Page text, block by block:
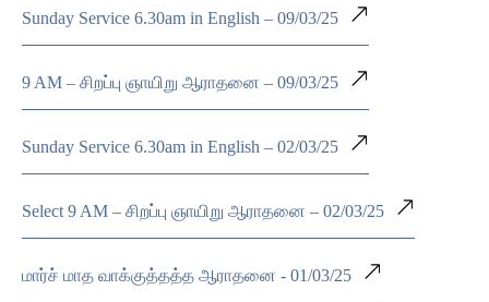
Sunday Service 6.30am in English – 09/03/25
9 AM – சிறப்பு ஞாயிறு ஆராதனை – 09/03/25
Sunday Service 6.30am in English – 02/03/25
Select 9 AM – சிறப்பு ஞாயிறு ஆராதனை – 02/03/25
மார்ச் மாத வாக்குத்தத்த ஆராதனை - 01/03/25